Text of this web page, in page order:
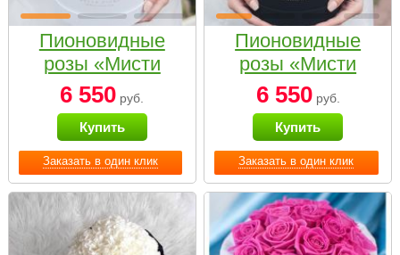
Заказать в один клик
Пионовидные
розы «Мисти
бабблс» в белой
коробке Small
6 550 руб.
Купить
Заказать в один клик
Пионовидные
розы «Мисти
бабблс» в
черной коробке
Small
6 550руб.
Купить